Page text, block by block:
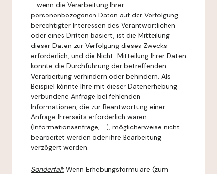
- wenn die Verarbeitung Ihrer
personenbezogenen Daten auf der Verfolgung
berechtigter Interessen des Verantwortlichen
oder eines Dritten basiert, ist die Mitteilung
dieser Daten zur Verfolgung dieses Zwecks
erforderlich, und die Nicht-Mitteilung Ihrer Daten
könnte die Durchführung der betreffenden
Verarbeitung verhindern oder behindern. Als
Beispiel könnte Ihre mit dieser Datenerhebung
verbundene Anfrage bei fehlenden
Informationen, die zur Beantwortung einer
Anfrage Ihrerseits erforderlich wären
(Informationsanfrage, ...), möglicherweise nicht
bearbeitet werden oder ihre Bearbeitung
verzögert werden.
Sonderfall:Wenn Erhebungsformulare (zum